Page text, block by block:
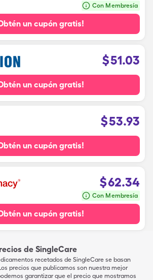
Con Membresía
un cupón gratis!
$51.03
un cupón gratis!
$53.93
un cupón gratis!
$62.34
Con Membresía
un cupón gratis!
de SingleCare
recetados de SingleCare se basan
precios que publicamos son nuestra mejor
garantizar que el precio que mostramos